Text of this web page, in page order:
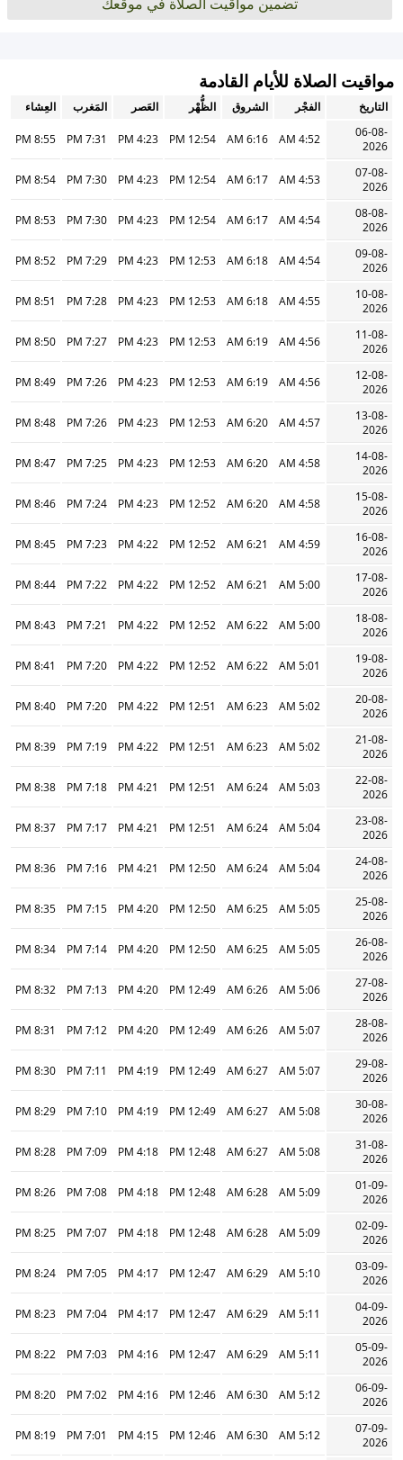
مواقيت الصلاة للأيام القادمة
التاريخ الفجْر الشروق الظُّهْر العَصر المَغرب
العِشاء
06-08-
2026
4:52 AM
6:16 AM
12:54 PM
4:23 PM
7:31 PM
8:55 PM
07-08-
2026
4:53 AM
6:17 AM
12:54 PM
4:23 PM
7:30 PM
8:54 PM
08-08-
2026
4:54 AM
6:17 AM
12:54 PM
4:23 PM
7:30 PM
8:53 PM
09-08-
2026
4:54 AM
6:18 AM
12:53 PM
4:23 PM
7:29 PM
8:52 PM
10-08-
2026
4:55 AM
6:18 AM
12:53 PM
4:23 PM
7:28 PM
8:51 PM
11-08-
2026
4:56 AM
6:19 AM
12:53 PM
4:23 PM
7:27 PM
8:50 PM
12-08-
2026
4:56 AM
6:19 AM
12:53 PM
4:23 PM
7:26 PM
8:49 PM
13-08-
2026
4:57 AM
6:20 AM
12:53 PM
4:23 PM
7:26 PM
8:48 PM
14-08-
2026
4:58 AM
6:20 AM
12:53 PM
4:23 PM
7:25 PM
8:47 PM
15-08-
2026
4:58 AM
6:20 AM
12:52 PM
4:23 PM
7:24 PM
8:46 PM
16-08-
2026
4:59 AM
6:21 AM
12:52 PM
4:22 PM
7:23 PM
8:45 PM
17-08-
2026
5:00 AM
6:21 AM
12:52 PM
4:22 PM
7:22 PM
8:44 PM
18-08-
2026
5:00 AM
6:22 AM
12:52 PM
4:22 PM
7:21 PM
8:43 PM
19-08-
2026
5:01 AM
6:22 AM
12:52 PM
4:22 PM
7:20 PM
8:41 PM
20-08-
2026
5:02 AM
6:23 AM
12:51 PM
4:22 PM
7:20 PM
8:40 PM
21-08-
2026
5:02 AM
6:23 AM
12:51 PM
4:22 PM
7:19 PM
8:39 PM
22-08-
2026
5:03 AM
6:24 AM
12:51 PM
4:21 PM
7:18 PM
8:38 PM
23-08-
2026
5:04 AM
6:24 AM
12:51 PM
4:21 PM
7:17 PM
8:37 PM
24-08-
2026
5:04 AM
6:24 AM
12:50 PM
4:21 PM
7:16 PM
8:36 PM
25-08-
2026
5:05 AM
6:25 AM
12:50 PM
4:20 PM
7:15 PM
8:35 PM
26-08-
2026
5:05 AM
6:25 AM
12:50 PM
4:20 PM
7:14 PM
8:34 PM
27-08-
2026
5:06 AM
6:26 AM
12:49 PM
4:20 PM
7:13 PM
8:32 PM
28-08-
2026
5:07 AM
6:26 AM
12:49 PM
4:20 PM
7:12 PM
8:31 PM
29-08-
2026
5:07 AM
6:27 AM
12:49 PM
4:19 PM
7:11 PM
8:30 PM
30-08-
2026
5:08 AM
6:27 AM
12:49 PM
4:19 PM
7:10 PM
8:29 PM
31-08-
2026
5:08 AM
6:27 AM
12:48 PM
4:18 PM
7:09 PM
8:28 PM
01-09-
2026
5:09 AM
6:28 AM
12:48 PM
4:18 PM
7:08 PM
8:26 PM
02-09-
2026
5:09 AM
6:28 AM
12:48 PM
4:18 PM
7:07 PM
8:25 PM
03-09-
2026
5:10 AM
6:29 AM
12:47 PM
4:17 PM
7:05 PM
8:24 PM
04-09-
2026
5:11 AM
6:29 AM
12:47 PM
4:17 PM
7:04 PM
8:23 PM
05-09-
2026
5:11 AM
6:29 AM
12:47 PM
4:16 PM
7:03 PM
8:22 PM
06-09-
2026
5:12 AM
6:30 AM
12:46 PM
4:16 PM
7:02 PM
8:20 PM
07-09-
2026
5:12 AM
6:30 AM
12:46 PM
4:15 PM
7:01 PM
8:19 PM